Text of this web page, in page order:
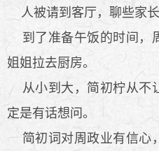
人被请到客厅，聊些家长
到了准备午饭的时间，
姐姐拉去厨房。
从小到大，简初柠从不
定是有话想问。
简初词对周政业有信心